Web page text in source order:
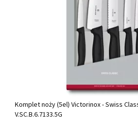
Komplet noży (5el) Victorinox - Swiss
V.SC.B.6.7133.5G